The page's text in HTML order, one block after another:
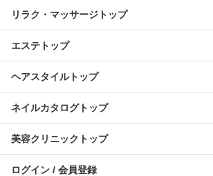
リラク・マッサージトップ
エステトップ
ヘアスタイルトップ
ネイルカタログトップ
美容クリニックトップ
ログイン / 会員登録